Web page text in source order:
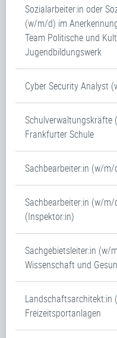
Sozialarbeiter:in oder
(w/m/d) im
Team Politische und
Jugendbildungswerk
Cyber Security Analyst
Frankfurter Schule
Sachbearbeiter:in (w/
Sachbearbeiter:in (w/
(Inspektor:in)
Sachgebietsleiter:in (w/
Wissenschaft und
Freizeitsportanlagen